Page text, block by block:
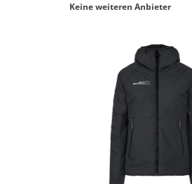
Keine weiteren Anbieter